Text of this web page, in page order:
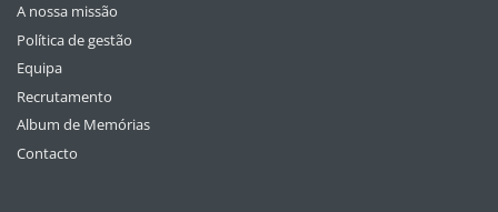
A nossa missão
Política de gestão
Equipa
Recrutamento
Album de Memórias
Contacto